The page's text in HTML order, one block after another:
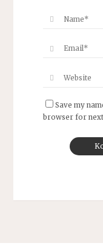
Save my
browser for